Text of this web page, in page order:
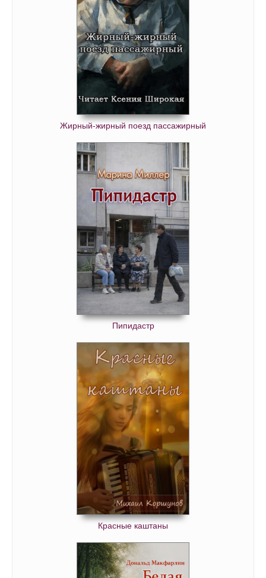
Жирный-жирный поезд пассажирный
Пипидастр
Красные каштаны